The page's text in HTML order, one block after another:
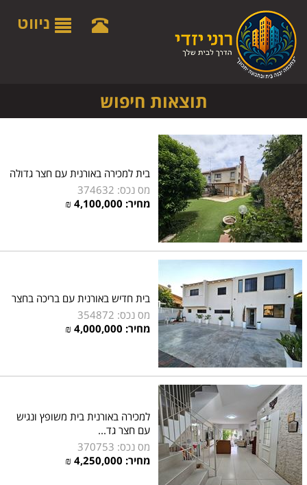
נגישות
ניווט
תוצאות חיפוש
בית למכירה באורנית עם חצר גדולה
מס נכס: 374632
מחיר: 4,100,000
₪
בית חדיש באורנית עם בריכה בחצר
מס נכס: 354872
מחיר: 4,000,000
₪
למכירה באורנית בית משופץ ונגיש
עם חצר גד...
מס נכס: 370753
מחיר: 4,250,000
₪